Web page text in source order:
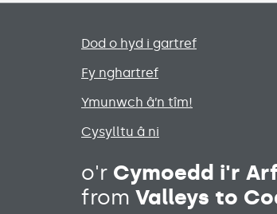
Primary footer menu
Dod o hyd i gartref
Fy nghartref
Ymunwch â’n tîm!
Cysylltu â ni
o'r Cymoedd i'r
from Valleys to